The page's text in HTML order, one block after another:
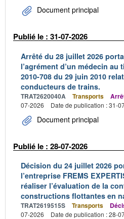
Document principal
Publié le : 31-07-2026
Arrêté du 28 juillet 2026
l’agrément d’un médecin au
2010-708 du 29 juin 2010
conducteurs de trains.
TRAT2620040A Transports
07-2026
Date de publication : 31-
Document principal
Publié le : 28-07-2026
Décision du 24 juillet 2026
l’entreprise FREMS
réaliser l’évaluation de la
constructions flottantes en
TRAT2619515S Transports
07-2026
Date de publication : 28-